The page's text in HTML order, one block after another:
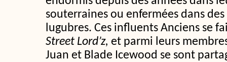
souterraines ou enfermées dans
lugubres. Ces influents Anciens se
Street Lord’z, et parmi leurs
Juan et Blade Icewood se sont